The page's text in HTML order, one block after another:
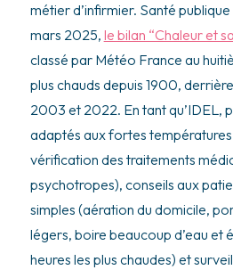
métier d’infirmier. Santé publique
mars 2025, le bilan “Chaleur et
classé par Météo France au
plus chauds depuis 1900,
2003 et 2022. En tant qu’IDEL,
adaptés aux fortes
vérification des traitements
psychotropes), conseils aux
simples (aération du domicile,
légers, boire beaucoup d’eau et
heures les plus chaudes) et